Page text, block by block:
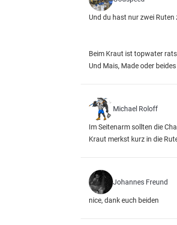
Und du hast nur zwei
Beim Kraut ist topwater
Und Mais, Made oder
Michael Roloff
Im Seitenarm sollten die
Kraut merkst kurz in die
Johannes Freund
nice, dank euch beiden